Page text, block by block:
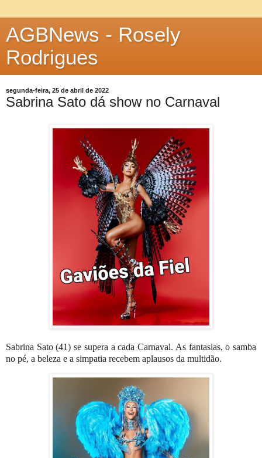
AGBNews - Rosely
Rodrigues
segunda-feira, 25 de abril de 2022
Sabrina Sato dá show no Carnaval
Sabrina Sato (41) se supera a cada Carnaval. As fantasias, o samba
no pé, a beleza e a simpatia recebem aplausos da multidão.